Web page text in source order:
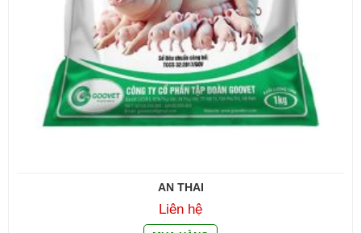
AN THAI
Liên hệ